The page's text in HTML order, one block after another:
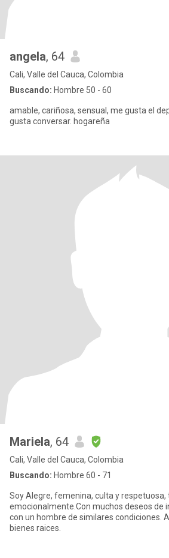
angela, 64
Cali, Valle del Cauca, Colombia
Buscando: Hombre 50 - 60
amable, cariñosa, sensual, me gusta el
gusta conversar. hogareña
Mariela, 64
Cali, Valle del Cauca, Colombia
Buscando: Hombre 60 - 71
Soy Alegre, femenina, culta y
emocionalmente.Con muchos deseos de
con un hombre de similares condiciones. Abogada y agente de
bienes raices.